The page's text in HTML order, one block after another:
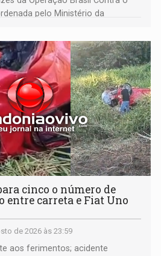
pelo Ministério da
cinco o número de
entre carreta e Fiat Uno
de 2026 às 23:59
aos ferimentos; acidente